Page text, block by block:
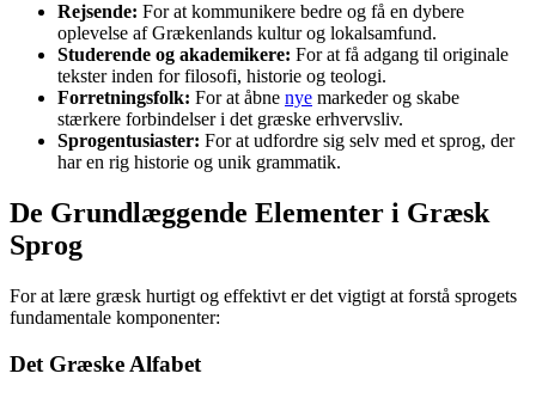
Rejsende: For at kommunikere bedre og få en dybere
oplevelse af Grækenlands kultur og lokalsamfund.
Studerende og akademikere: For at få adgang til originale
tekster inden for filosofi, historie og teologi.
Forretningsfolk: For at åbne nye markeder og skabe
stærkere forbindelser i det græske erhvervsliv.
Sprogentusiaster: For at udfordre sig selv med et sprog, der
har en rig historie og unik grammatik.
De Grundlæggende Elementer i Græsk
Sprog
For at lære græsk hurtigt og effektivt er det vigtigt at forstå sprogets
fundamentale komponenter:
Det Græske Alfabet